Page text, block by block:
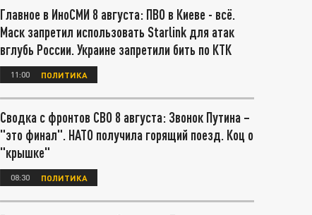
Главное в ИноСМИ 8 августа: ПВО в Киеве - всё.
Маск запретил использовать Starlink для атак
вглубь России. Украине запретили бить по КТК
11:00 ПОЛИТИКА
Сводка с фронтов СВО 8 августа: Звонок Путина –
"это финал". НАТО получила горящий поезд. Коц о
"крышке"
08:30 ПОЛИТИКА